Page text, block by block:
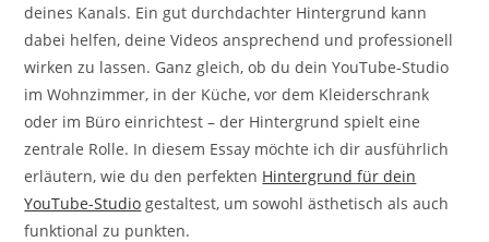
deines Kanals. Ein gut durchdachter Hintergrund kann
dabei helfen, deine Videos ansprechend und professionell
wirken zu lassen. Ganz gleich, ob du dein YouTube-Studio
im Wohnzimmer, in der Küche, vor dem Kleiderschrank
oder im Büro einrichtest – der Hintergrund spielt eine
zentrale Rolle. In diesem Essay möchte ich dir ausführlich
erläutern, wie du den perfekten Hintergrund für dein
YouTube-Studio gestaltest, um sowohl ästhetisch als auch
funktional zu punkten.